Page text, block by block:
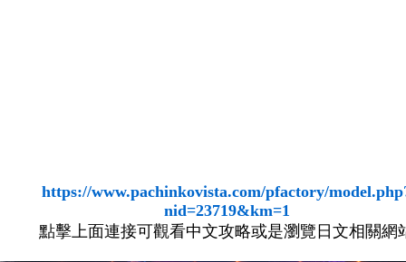
https://www.pachinkovista.com/pfactory/
nid=23719&km=1
點擊上面連接可觀看中文攻略或是瀏覽日文相關網